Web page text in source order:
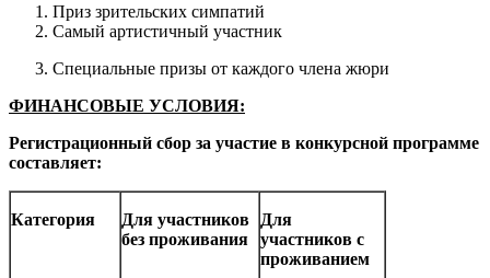
Приз зрительских симпатий
Самый артистичный участник
Специальные призы от каждого члена жюри
ФИНАНСОВЫЕ УСЛОВИЯ:
Регистрационный сбор за участие в конкурсной программе
составляет:
Категория
Для участников
без проживания
Для
участников с
проживанием